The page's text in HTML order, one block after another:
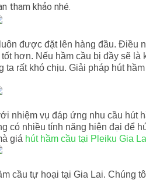
tham khảo nhé.
được đặt lên hàng đầu. Điều
hơn. Nếu hầm cầu bị đầy sẽ là
ta rất khó chịu. Giải pháp hút
nhiệm vụ đáp ứng nhu cầu hút
có nhiều tính năng hiện đại để
giá hút hầm cầu tại Pleiku Gia
cầu tự hoại tại Gia Lai. Chúng